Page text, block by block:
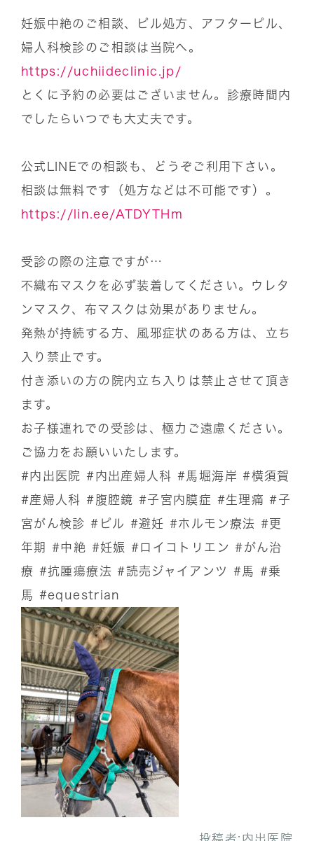
妊娠中絶のご相談、ピル処方、アフターピル、
婦人科検診のご相談は当院へ。
https://uchiideclinic.jp/
とくに予約の必要はございません。診療時間内
でしたらいつでも大丈夫です。
公式LINEでの相談も、どうぞご利用下さい。
相談は無料です（処方などは不可能です）。
https://lin.ee/ATDYTHm
受診の際の注意ですが…
不織布マスクを必ず装着してください。ウレタ
ンマスク、布マスクは効果がありません。
発熱が持続する方、風邪症状のある方は、立ち
入り禁止です。
付き添いの方の院内立ち入りは禁止させて頂き
ます。
お子様連れでの受診は、極力ご遠慮ください。
ご協力をお願いいたします。
#内出医院
#内出産婦人科 #馬堀海岸 #横須賀
#産婦人科 #腹腔鏡 #子宮内膜症 #生理痛 #子
宮がん検診 #ピル #避妊 #ホルモン療法 #更
年期
#中絶 #妊娠 #ロイコトリエン #がん治
療 #抗腫瘍療法 #読売ジャイアンツ #馬
#乗
馬
#equestrian
投稿者: 内出医院